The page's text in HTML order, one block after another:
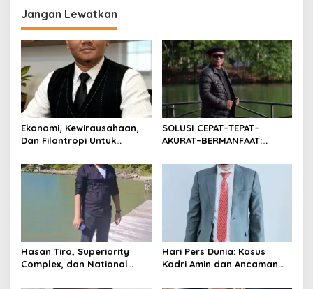
g
a
s
i
p
o
s
Jangan Lewatkan
Ekonomi, Kewirausahaan,
Dan Filantropi Untuk
SOLUSI CEPAT–TEPAT–
AKURAT–BERMANFAAT:
RAKYAT
Hasan Tiro, Superiority
Complex, dan National
Hari Pers Dunia: Kasus
Kadri Amin dan Ancaman